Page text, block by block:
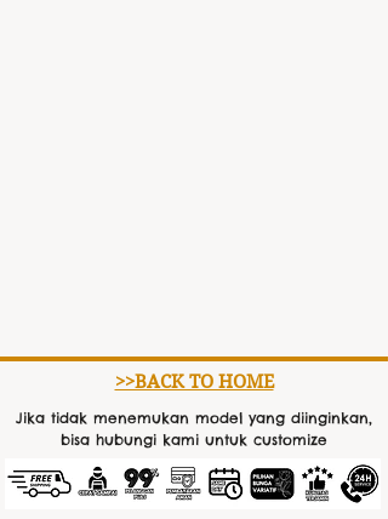
>>BACK TO HOME
Jika tidak menemukan model yang diinginkan,
bisa hubungi kami untuk customize